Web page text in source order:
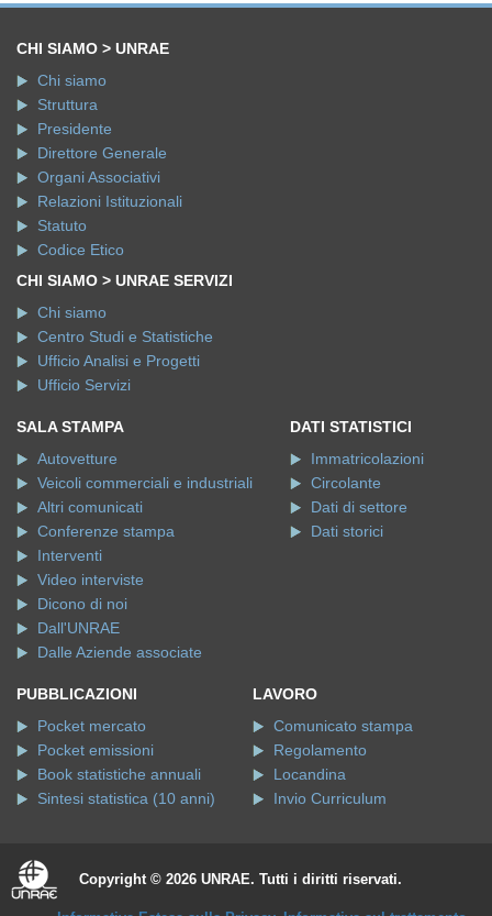
CHI SIAMO > UNRAE
Chi siamo
Struttura
Presidente
Direttore Generale
Organi Associativi
Relazioni Istituzionali
Statuto
Codice Etico
CHI SIAMO > UNRAE SERVIZI
Chi siamo
Centro Studi e Statistiche
Ufficio Analisi e Progetti
Ufficio Servizi
SALA STAMPA
Autovetture
Veicoli commerciali e industriali
Altri comunicati
Conferenze stampa
Interventi
Video interviste
Dicono di noi
Dall'UNRAE
Dalle Aziende associate
DATI STATISTICI
Immatricolazioni
Circolante
Dati di settore
Dati storici
PUBBLICAZIONI
Pocket mercato
Pocket emissioni
Book statistiche annuali
Sintesi statistica (10 anni)
LAVORO
Comunicato stampa
Regolamento
Locandina
Invio Curriculum
Copyright © 2026 UNRAE. Tutti i diritti riservati.